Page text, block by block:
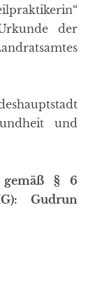
der
und
gemäß § 6
Gudrun